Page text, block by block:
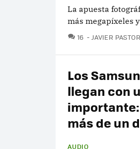
La apuesta
más megapíxeles
16 COMENTARIOS
JAVIER PASTOR
Los
llegan con
más de un
AUDIO